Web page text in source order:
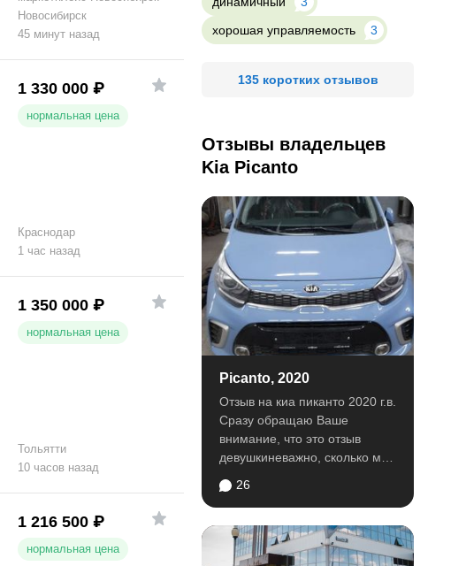
Новосибирск
45 минут назад
1 330 000 ₽
нормальная цена
Краснодар
1 час назад
1 350 000 ₽
нормальная цена
Тольятти
10 часов назад
1 216 500 ₽
нормальная цена
хорошая управляемость
3
135 коротких отзывов
Отзывы владельцев
Kia Picanto
Picanto, 2020
Отзыв на киа пиканто 2020 г.в.
Сразу обращаю Ваше
внимание, что это отзыв
девушкиневажно, сколько мне
26